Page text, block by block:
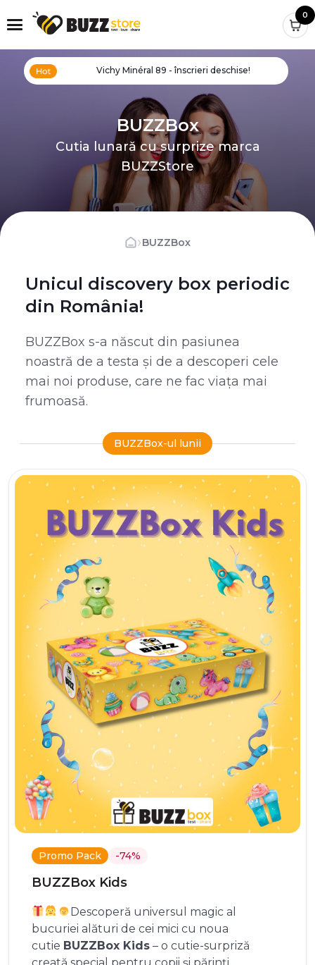
0
Vichy Minéral 89 - înscrieri deschise!
BUZZBox
Cutia lunară cu surprize marca
BUZZStore
›BUZZBox
Unicul discovery box periodic
din România!
BUZZBox s-a născut din pasiunea
noastră de a testa și de a descoperi cele
mai noi produse, care ne fac viața mai
frumoasă.
BUZZBox-ul lunii
Promo Pack -74%
BUZZBox Kids
Descoperă universul magic al
bucuriei alături de cei mici cu noua
cutie BUZZBox Kids – o cutie-surpriză
creată special pentru copii și părinți